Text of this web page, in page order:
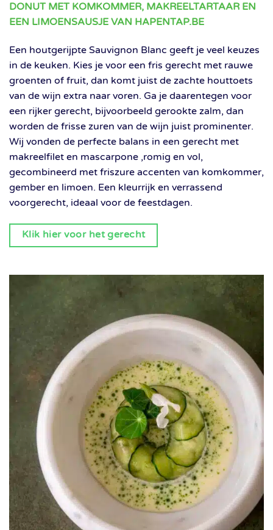
DONUT MET KOMKOMMER, MAKREELTARTAAR EN
EEN LIMOENSAUSJE VAN HAPENTAP.BE
Een houtgerijpte Sauvignon Blanc geeft je veel keuzes
in de keuken. Kies je voor een fris gerecht met rauwe
groenten of fruit, dan komt juist de zachte houttoets
van de wijn extra naar voren. Ga je daarentegen voor
een rijker gerecht, bijvoorbeeld gerookte zalm, dan
worden de frisse zuren van de wijn juist prominenter.
Wij vonden de perfecte balans in een gerecht met
makreelfilet en mascarpone ,romig en vol,
gecombineerd met friszure accenten van komkommer,
gember en limoen. Een kleurrijk en verrassend
voorgerecht, ideaal voor de feestdagen.
Klik hier voor het gerecht